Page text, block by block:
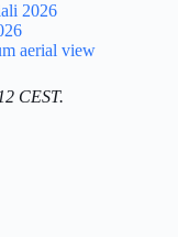
2026
aerial view
CEST.